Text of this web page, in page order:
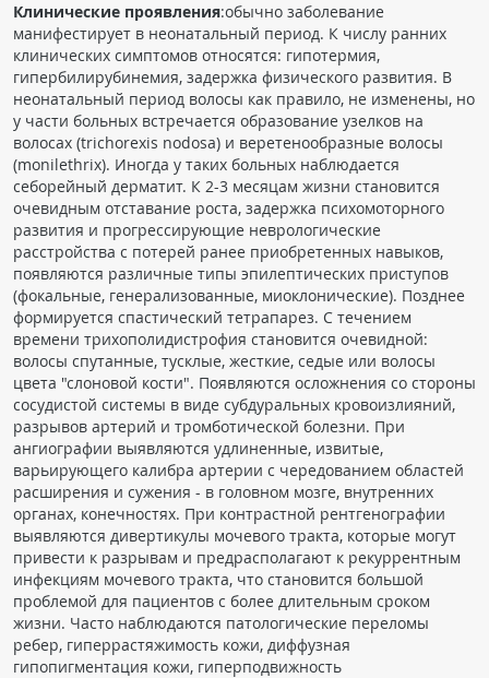
ПАЦИЕНТАМ
Где пройти обследование
Компьютерная томография (КТ)
Магнитно-резонансная томография (МРТ)
Спросить врача
ПОМОЩЬ
Клинические проявления:обычно заболевание
манифестирует в неонатальный период. К числу ранних
клинических симптомов относятся: гипотеpмия,
гипеpбилиpубинемия, задержка физического развития. В
неонатальный период волосы как правило, не изменены, но
у части больных встречается образование узелков на
волосах (trichorexis nodosa) и веретенообразные волосы
(monilethrix). Иногда у таких больных наблюдается
себорейный дерматит. К 2-3 месяцам жизни становится
очевидным отставание роста, задержка психомоторного
развития и прогрессирующие неврологические
расстройства с потерей ранее приобретенных навыков,
появляются различные типы эпилептических приступов
(фокальные, генерализованные, миоклонические). Позднее
формируется спастический тетрапарез. С течением
времени трихополидистрофия становится очевидной:
волосы спутанные, тусклые, жесткие, седые или волосы
цвета "слоновой кости". Появляются осложнения со стороны
сосудистой системы в виде субдуральных кровоизлияний,
разрывов артерий и тромботической болезни. При
ангиографии выявляются удлиненные, извитые,
варьирующего калибра артерии с чередованием областей
расширения и сужения - в головном мозге, внутренних
органах, конечностях. При контрастной рентгенографии
выявляются дивертикулы мочевого тракта, которые могут
привести к разрывам и предрасполагают к рекуррентным
инфекциям мочевого тракта, что становится большой
проблемой для пациентов с более длительным сроком
жизни. Часто наблюдаются патологические переломы
pебеp, гиперрастяжимость кожи, диффузная
гипопигментация кожи, гиперподвижность